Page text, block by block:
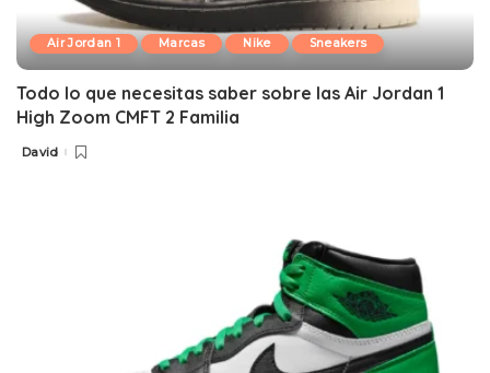
Air Jordan 1 Marcas Nike Sneakers
Todo lo que necesitas saber sobre las Air Jordan 1
High Zoom CMFT 2 Familia
Posted
David